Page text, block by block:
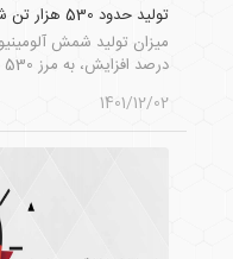
تولید حدود 530 هزار تن شمش آلومینیوم
درصد افزایش، به مرز 530 هزار تن رسید.
1401/12/02